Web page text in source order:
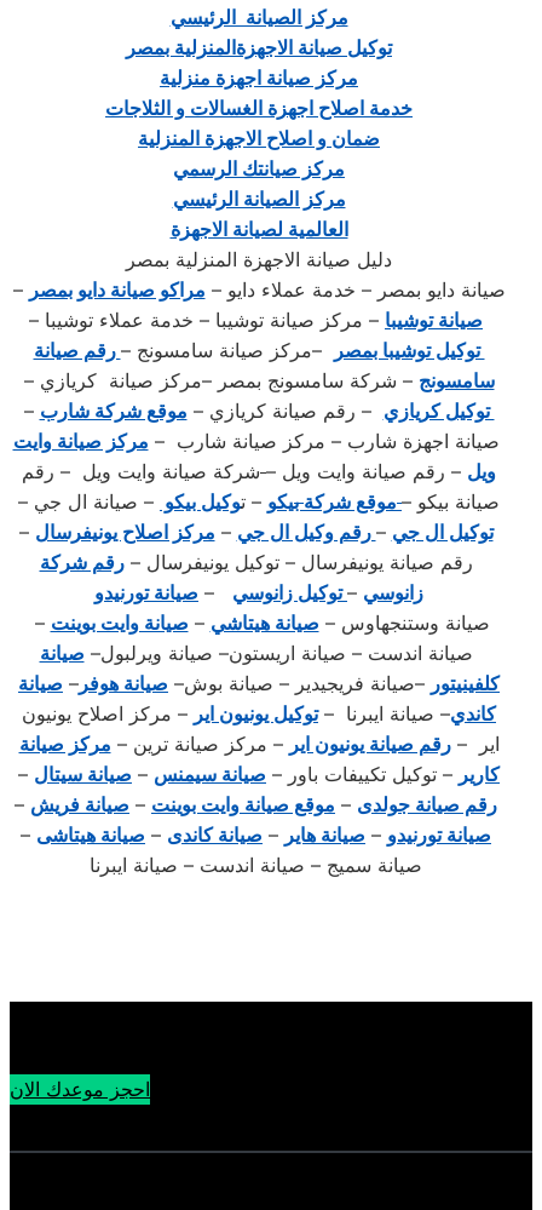
مركز الصيانة الرئيسي
توكيل صيانة الاجهزةالمنزلية بمصر
مركز صيانة اجهزة منزلية
خدمة اصلاح اجهزة الغسالات و الثلاجات
ضمان و اصلاح الاجهزة المنزلية
مركز صيانتك الرسمي
مركز الصيانة الرئيسي
العالمية لصيانة الاجهزة
دليل صيانة الاجهزة المنزلية بمصر
صيانة دايو بمصر – خدمة عملاء دايو – مراكو صيانة دايو بمصر –
صيانة توشيبا – مركز صيانة توشيبا – خدمة عملاء توشيبا –
توكيل توشيبا بمصر
–مركز صيانة سامسونج – رقم صيانة
سامسونج – شركة سامسونج بمصر –مركز صيانة كريازي –
توكيل كريازي – رقم صيانة كريازي – موقع شركة شارب –
صيانة اجهزة شارب – مركز صيانة شارب – مركز صيانة وايت
ويل – رقم صيانة وايت ويل – شركة صيانة وايت ويل – رقم
صيانة بيكو – موقع شركةبيكو – توكيل بيكو – صيانة ال جي –
توكيل ال جي – رقم وكيل ال جي – مركز اصلاح يونيفرسال –
رقم صيانة يونيفرسال – توكيل يونيفرسال –رقم شركة
زانوسي –توكيل زانوسي – صيانة تورنيدو
صيانة وستنجهاوس – صيانة هيتاشي – صيانة وايت بوينت –
صيانة اندست – صيانة اريستون– صيانة ويرلبول– صيانة
كلفينيتور –صيانة فريجيدير – صيانة بوش– صيانة هوفر – صيانة
كاندي– صيانة ايبرنا –توكيل يونيون اير – مركز اصلاح يونيون
اير –رقم صيانة يونيون اير – مركز صيانة ترين – مركز صيانة
كارير – توكيل تكييفات باور – صيانة سيمنس – صيانة سيتال –
رقم صيانة جولدى – موقع صيانة وايت بوينت – صيانة فريش –
صيانة تورنيدو – صيانة هاير – صيانة كاندى – صيانة هيتاشى –
صيانة سميج – صيانة اندست – صيانة ايبرنا
احجز موعدك الان